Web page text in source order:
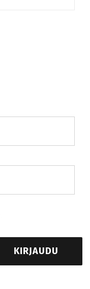
KIRJAUDU